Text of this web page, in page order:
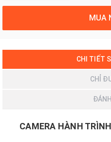
MUA
CHI TIẾT
CHỈ
CAMERA HÀNH